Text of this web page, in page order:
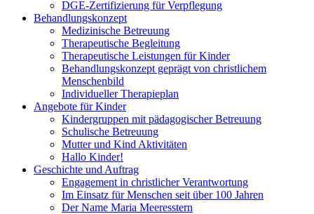
DGE-Zertifizierung für Verpflegung
Behandlungskonzept
Medizinische Betreuung
Therapeutische Begleitung
Therapeutische Leistungen für Kinder
Behandlungskonzept geprägt von christlichem
Menschenbild
Individueller Therapieplan
Angebote für Kinder
Kindergruppen mit pädagogischer Betreuung
Schulische Betreuung
Mutter und Kind Aktivitäten
Hallo Kinder!
Geschichte und Auftrag
Engagement in christlicher Verantwortung
Im Einsatz für Menschen seit über 100 Jahren
Der Name Maria Meeresstern